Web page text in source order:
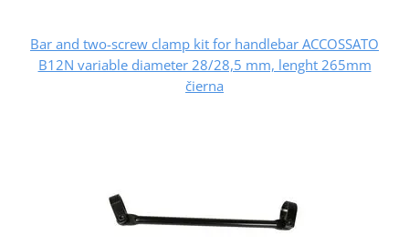
Bar and two-screw clamp kit for handlebar ACCOSSATO
B12N variable diameter 28/28,5 mm, lenght 265mm
čierna